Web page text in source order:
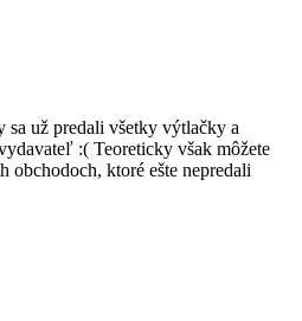
sa už predali všetky výtlačky a
:( Teoreticky však môžete
ktoré ešte nepredali